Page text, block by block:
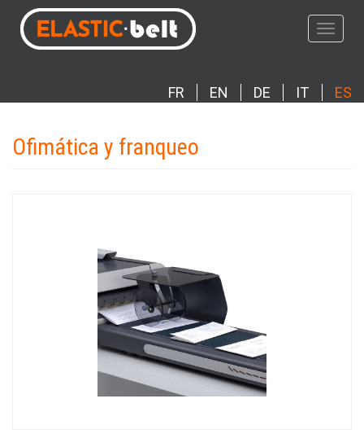
Pasar
contenido
FR EN DE IT ES
Toggle
Ofimática y franqueo